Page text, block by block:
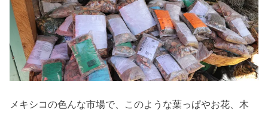
メキシコの色んな市場で、このような葉っぱやお花、木